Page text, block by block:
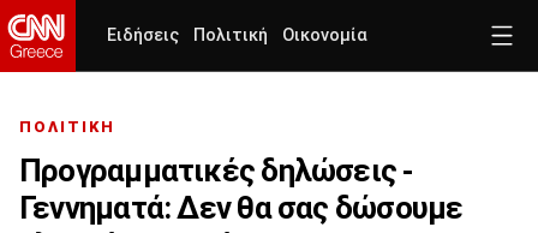
Ειδήσεις Πολιτική Οικονομία
ΠΟΛΙΤΙΚΗ
Προγραμματικές δηλώσεις -
Γεννηματά: Δεν θα σας δώσουμε